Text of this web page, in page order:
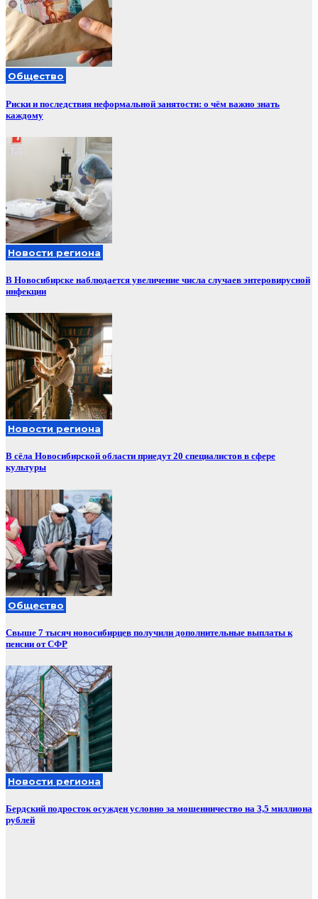
Общество
Риски и последствия неформальной занятости: о чём важно знать
каждому
Новости региона
В Новосибирске наблюдается увеличение числа случаев энтеровирусной
инфекции
Новости региона
В сёла Новосибирской области приедут 20 специалистов в сфере
культуры
Общество
Свыше 7 тысяч новосибирцев получили дополнительные выплаты к
пенсии от СФР
Новости региона
Бердский подросток осужден условно за мошенничество на 3,5 миллиона
рублей